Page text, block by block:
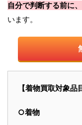
自分で判断する前に
います。
【着物買取対象品
○着物